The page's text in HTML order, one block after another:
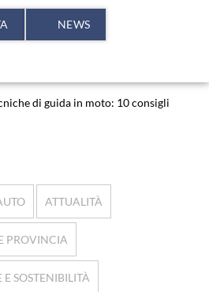
NEWS
di guida in moto: 10 consigli
ATTUALITÀ
PROVINCIA
SOSTENIBILITÀ